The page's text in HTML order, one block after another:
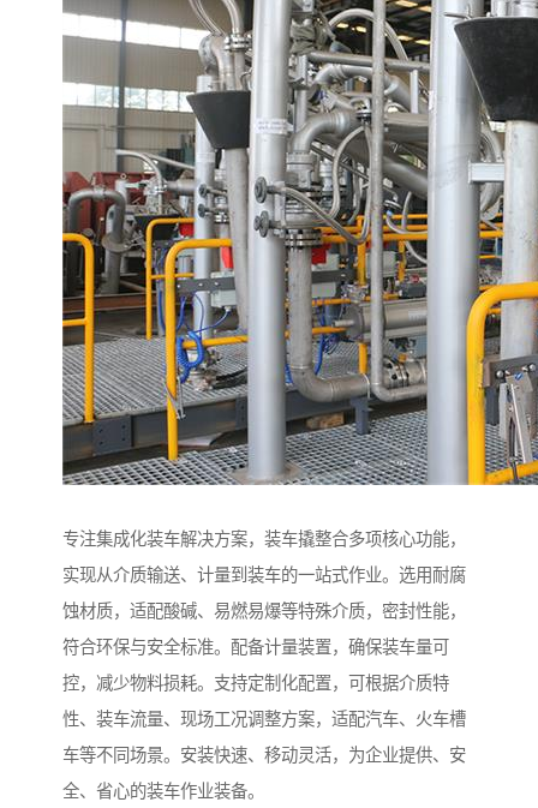
专注集成化装车解决方案，装车撬整合多项核心功能，
实现从介质输送、计量到装车的一站式作业。选用耐腐
蚀材质，适配酸碱、易燃易爆等特殊介质，密封性能，
符合环保与安全标准。配备计量装置，确保装车量可
控，减少物料损耗。支持定制化配置，可根据介质特
性、装车流量、现场工况调整方案，适配汽车、火车槽
车等不同场景。安装快速、移动灵活，为企业提供、安
全、省心的装车作业装备。